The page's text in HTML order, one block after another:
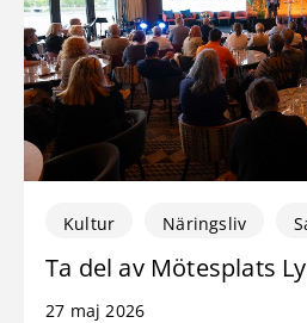
Kultur Näringsliv
Ta del av Mötesplats
27 maj 2026